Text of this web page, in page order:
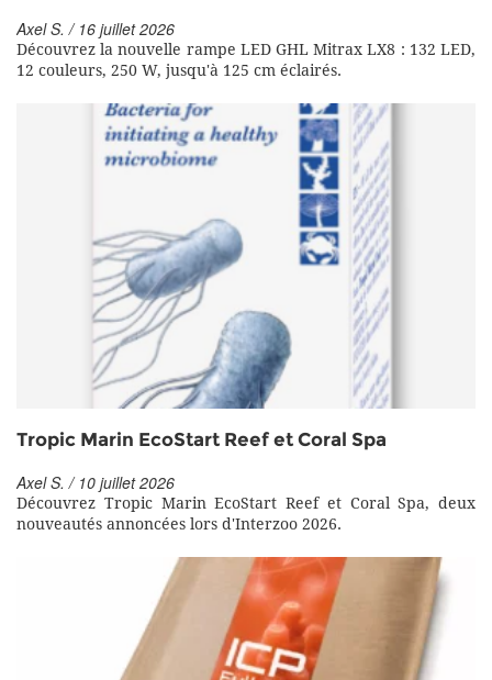
Axel S. / 16 juillet 2026
Découvrez la nouvelle rampe LED GHL Mitrax LX8 : 132 LED,
12 couleurs, 250 W, jusqu'à 125 cm éclairés.
Tropic Marin EcoStart Reef et Coral Spa
Axel S. / 10 juillet 2026
Découvrez Tropic Marin EcoStart Reef et Coral Spa, deux
nouveautés annoncées lors d'Interzoo 2026.